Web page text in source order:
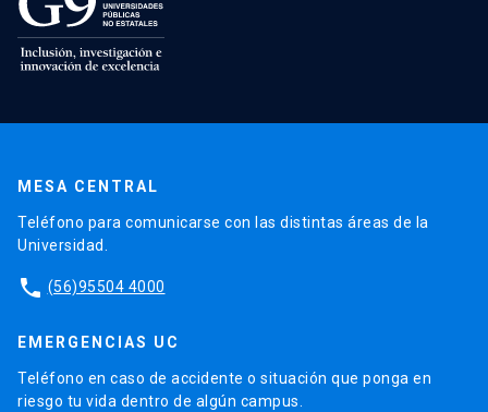
MESA CENTRAL
Teléfono para comunicarse con las distintas áreas de la
Universidad.
phone (56)95504 4000
EMERGENCIAS UC
Teléfono en caso de accidente o situación que ponga en
riesgo tu vida dentro de algún campus.